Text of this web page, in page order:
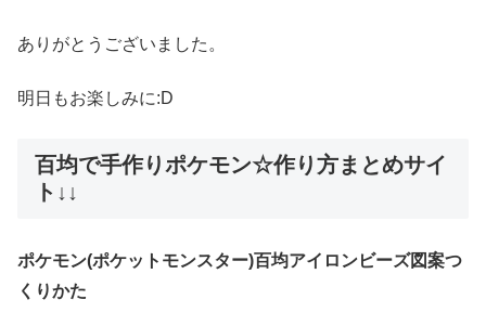
ありがとうございました。
明日もお楽しみに:D
百均で手作りポケモン☆作り方まとめサイ
ト↓↓
ポケモン(ポケットモンスター)百均アイロンビーズ図案つ
くりかた